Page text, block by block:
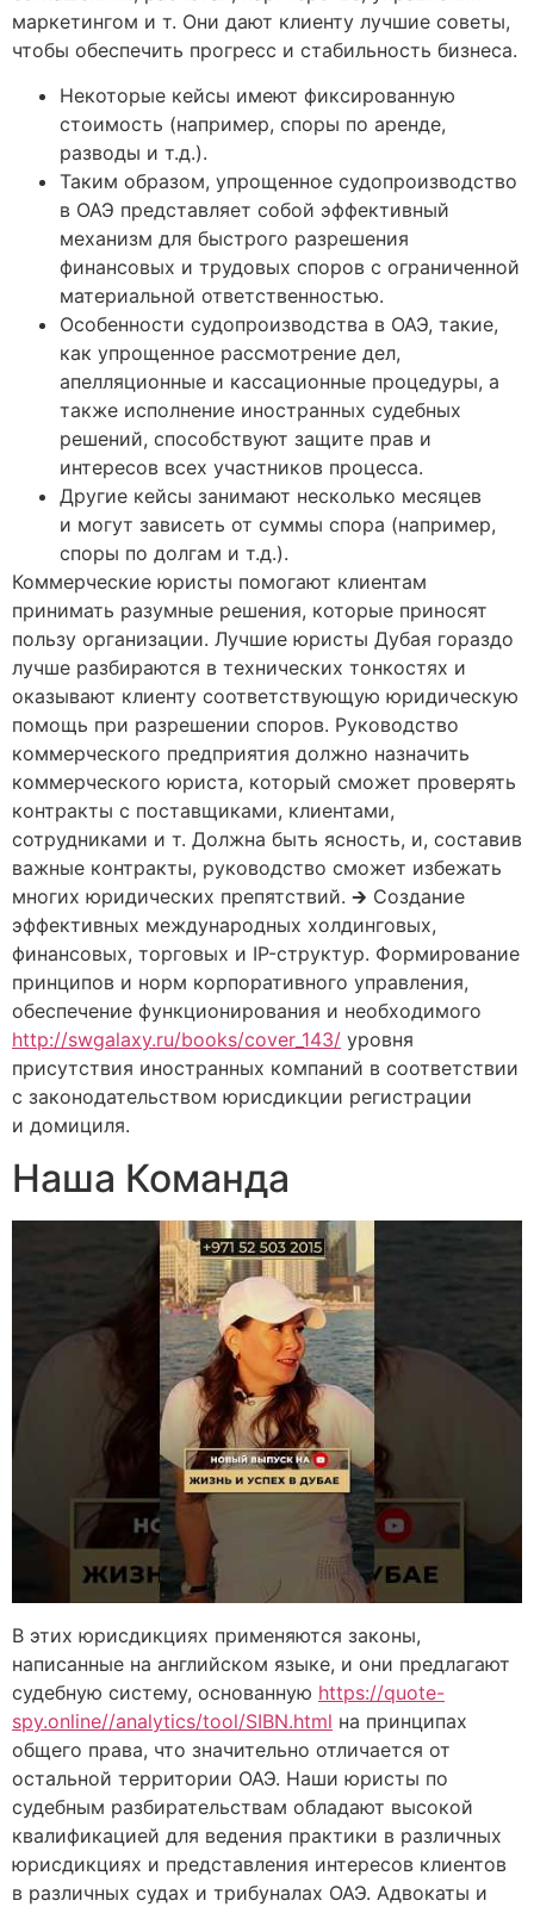
маркетингом и т. Они дают клиенту лучшие советы,
чтобы обеспечить прогресс и стабильность бизнеса.
Некоторые кейсы имеют фиксированную
стоимость (например, споры по аренде,
разводы и т.д.).
Таким образом, упрощенное судопроизводство
в ОАЭ представляет собой эффективный
механизм для быстрого разрешения
финансовых и трудовых споров с ограниченной
материальной ответственностью.
Особенности судопроизводства в ОАЭ, такие,
как упрощенное рассмотрение дел,
апелляционные и кассационные процедуры, а
также исполнение иностранных судебных
решений, способствуют защите прав и
интересов всех участников процесса.
Другие кейсы занимают несколько месяцев
и могут зависеть от суммы спора (например,
споры по долгам и т.д.).
Коммерческие юристы помогают клиентам
принимать разумные решения, которые приносят
пользу организации. Лучшие юристы Дубая гораздо
лучше разбираются в технических тонкостях и
оказывают клиенту соответствующую юридическую
помощь при разрешении споров. Руководство
коммерческого предприятия должно назначить
коммерческого юриста, который сможет проверять
контракты с поставщиками, клиентами,
сотрудниками и т. Должна быть ясность, и, составив
важные контракты, руководство сможет избежать
многих юридических препятствий. 🡲 Создание
эффективных международных холдинговых,
финансовых, торговых и IP-структур. Формирование
принципов и норм корпоративного управления,
обеспечение функционирования и необходимого
http://swgalaxy.ru/books/cover_143/ уровня
присутствия иностранных компаний в соответствии
с законодательством юрисдикции регистрации
и домициля.
Наша Команда
В этих юрисдикциях применяются законы,
написанные на английском языке, и они предлагают
судебную систему, основанную https://quote-
spy.online//analytics/tool/SIBN.html на принципах
общего права, что значительно отличается от
остальной территории ОАЭ. Наши юристы по
судебным разбирательствам обладают высокой
квалификацией для ведения практики в различных
юрисдикциях и представления интересов клиентов
в различных судах и трибуналах ОАЭ. Адвокаты и